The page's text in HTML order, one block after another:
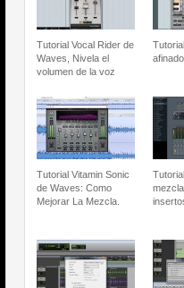
Tutorial Vocal Rider de
Waves, Nivela el
volumen de la voz
Tutorial Vitamin Sonic
de Waves: Como
Mejorar La Mezcla.